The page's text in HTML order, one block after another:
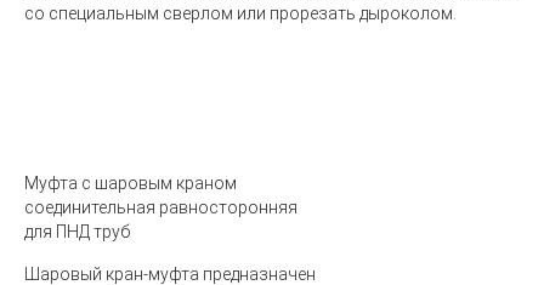
со специальным сверлом или прорезать дыроколом.
Муфта с шаровым краном
соединительная равносторонняя
для ПНД труб
Шаровый кран-муфта предназначен